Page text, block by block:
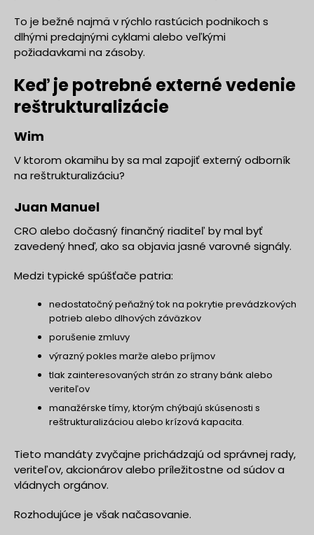
To je bežné najmä v rýchlo rastúcich podnikoch s
dlhými predajnými cyklami alebo veľkými
požiadavkami na zásoby.
Keď je potrebné externé vedenie
reštrukturalizácie
Wim
V ktorom okamihu by sa mal zapojiť externý odborník
na reštrukturalizáciu?
Juan Manuel
CRO alebo dočasný finančný riaditeľ by mal byť
zavedený hneď, ako sa objavia jasné varovné signály.
Medzi typické spúšťače patria:
nedostatočný peňažný tok na pokrytie prevádzkových
potrieb alebo dlhových záväzkov
porušenie zmluvy
výrazný pokles marže alebo príjmov
tlak zainteresovaných strán zo strany bánk alebo
veriteľov
manažérske tímy, ktorým chýbajú skúsenosti s
reštrukturalizáciou alebo krízová kapacita.
Tieto mandáty zvyčajne prichádzajú od správnej rady,
veriteľov, akcionárov alebo príležitostne od súdov a
vládnych orgánov.
Rozhodujúce je však načasovanie.